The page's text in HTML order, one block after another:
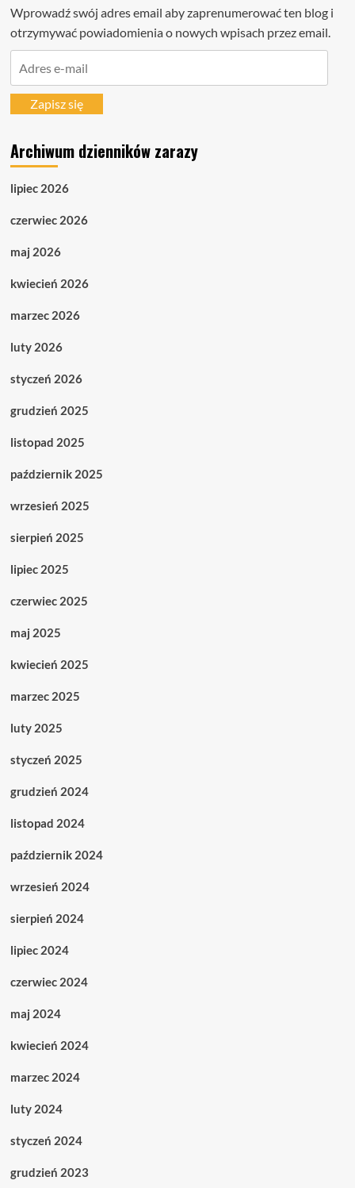
Wprowadź swój adres email aby zaprenumerować ten blog i
otrzymywać powiadomienia o nowych wpisach przez email.
mailZapisz się
Archiwum dzienników zarazy
lipiec 2026
czerwiec 2026
maj 2026
kwiecień 2026
marzec 2026
luty 2026
styczeń 2026
grudzień 2025
listopad 2025
październik 2025
wrzesień 2025
sierpień 2025
lipiec 2025
czerwiec 2025
maj 2025
kwiecień 2025
marzec 2025
luty 2025
styczeń 2025
grudzień 2024
listopad 2024
październik 2024
wrzesień 2024
sierpień 2024
lipiec 2024
czerwiec 2024
maj 2024
kwiecień 2024
marzec 2024
luty 2024
styczeń 2024
grudzień 2023